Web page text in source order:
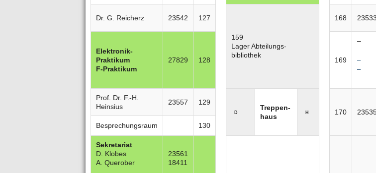
Dr. G. Reicherz 23542 127
159
Lager Abteilungs-
bibliothek
168 23533
Elektronik-
Praktikum
F-Praktikum
27829 128 169
–
–
–
Prof. Dr. F.-H.
Heinsius
23557 129
D
Treppen-
haus
H 170
Besprechungsraum
130
Sekretariat
D. Klobes
A. Querober
23561
18411